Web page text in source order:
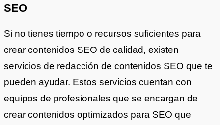
SEO
Si no tienes tiempo o recursos suficientes para
crear contenidos SEO de calidad, existen
servicios de redacción de contenidos SEO que te
pueden ayudar. Estos servicios cuentan con
equipos de profesionales que se encargan de
crear contenidos optimizados para SEO que